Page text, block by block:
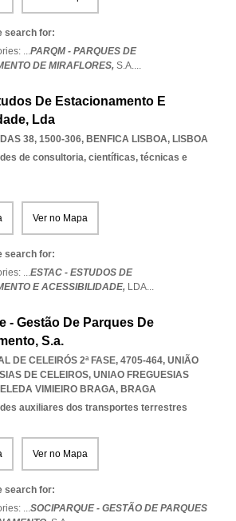
search for:
...PARQM - PARQUES DE
DE MIRAFLORES, S.A....
De Estacionamento E
Lda
38, 1500-306, BENFICA LISBOA, LISBOA
de consultoria, científicas, técnicas e
Ver no Mapa
search for:
...ESTAC - ESTUDOS DE
E ACESSIBILIDADE, LDA...
- Gestão De Parques De
S.a.
DE CELEIRÓS 2ª FASE, 4705-464, UNIÃO
DE CELEIROS, UNIAO FREGUESIAS
VIMIEIRO BRAGA, BRAGA
auxiliares dos transportes terrestres
Ver no Mapa
search for:
...SOCIPARQUE - GESTÃO DE PARQUES